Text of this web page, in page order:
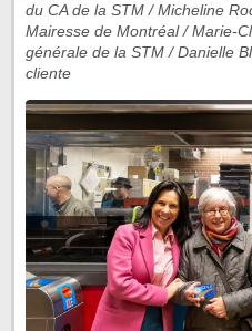
du CA de la STM / Micheline
Mairesse de Montréal / Marie-
générale de la STM / Danielle
cliente